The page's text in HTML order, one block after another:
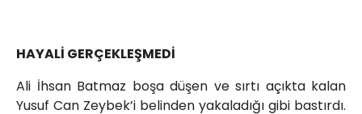
HAYALİ GERÇEKLEŞMEDİ
Ali İhsan Batmaz boşa düşen ve sırtı açıkta kalan
Yusuf Can Zeybek’i belinden yakaladığı gibi bastırdı.